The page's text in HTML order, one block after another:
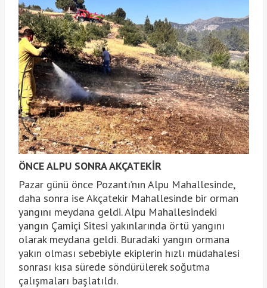
ÖNCE ALPU SONRA AKÇATEKİR
Pazar günü önce Pozantı’nın Alpu Mahallesinde,
daha sonra ise Akçatekir Mahallesinde bir orman
yangını meydana geldi. Alpu Mahallesindeki
yangın Çamiçi Sitesi yakınlarında örtü yangını
olarak meydana geldi. Buradaki yangın ormana
yakın olması sebebiyle ekiplerin hızlı müdahalesi
sonrası kısa sürede söndürülerek soğutma
çalışmaları başlatıldı.